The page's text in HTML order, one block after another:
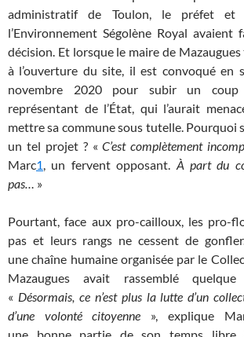
administratif de Toulon, le préfet
l’Environnement Ségolène Royal
décision. Et lorsque le maire de Mazaugues
à l’ouverture du site, il est convoqué en
novembre 2020 pour subir un
représentant de l’État, qui l’aurait
mettre sa commune sous tutelle. Pourquoi
un tel projet ? « C’est complètement
Marc1, un fervent opposant. À part du
pas… »
Pourtant, face aux pro-cailloux, les pro-
pas et leurs rangs ne cessent de
une chaîne humaine organisée par le
Mazaugues avait rassemblé
« Désormais, ce n’est plus la lutte d’un
d’une volonté citoyenne
», explique